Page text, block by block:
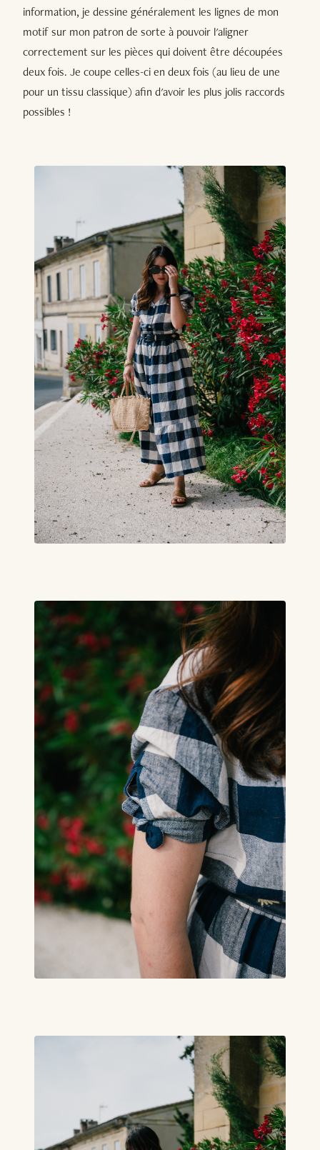
information, je dessine généralement les lignes de mon
motif sur mon patron de sorte à pouvoir l'aligner
correctement sur les pièces qui doivent être découpées
deux fois. Je coupe celles-ci en deux fois (au lieu de une
pour un tissu classique) afin d'avoir les plus jolis raccords
possibles !